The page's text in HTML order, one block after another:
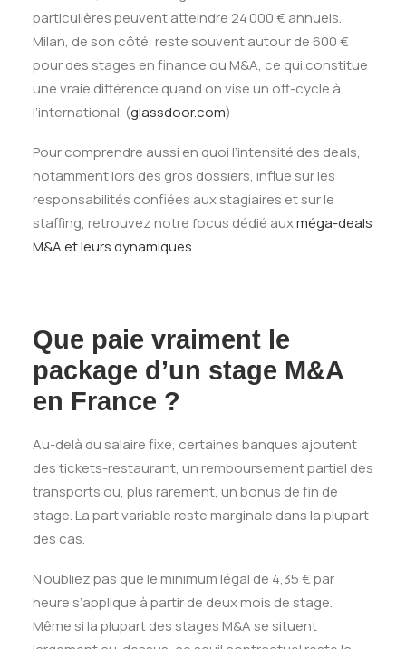
particulières peuvent atteindre 24 000 € annuels.
Milan, de son côté, reste souvent autour de 600 €
pour des stages en finance ou M&A, ce qui constitue
une vraie différence quand on vise un off-cycle à
l’international. (glassdoor.com)
Pour comprendre aussi en quoi l’intensité des deals,
notamment lors des gros dossiers, influe sur les
responsabilités confiées aux stagiaires et sur le
staffing, retrouvez notre focus dédié auxméga-deals
M&A et leurs dynamiques.
Que paie vraiment le
package d’un stage M&A
en France ?
Au-delà du salaire fixe, certaines banques ajoutent
des tickets-restaurant, un remboursement partiel des
transports ou, plus rarement, un bonus de fin de
stage. La part variable reste marginale dans la plupart
des cas.
N’oubliez pas que le minimum légal de 4,35 € par
heure s’applique à partir de deux mois de stage.
Même si la plupart des stages M&A se situent